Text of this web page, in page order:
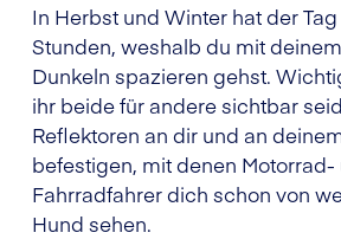
In Herbst und Winter hat der
Stunden, weshalb du mit
Dunkeln spazieren gehst.
ihr beide für andere sichtbar
Reflektoren an dir und an
befestigen, mit denen Motorrad-
Fahrradfahrer dich schon von
Hund sehen.